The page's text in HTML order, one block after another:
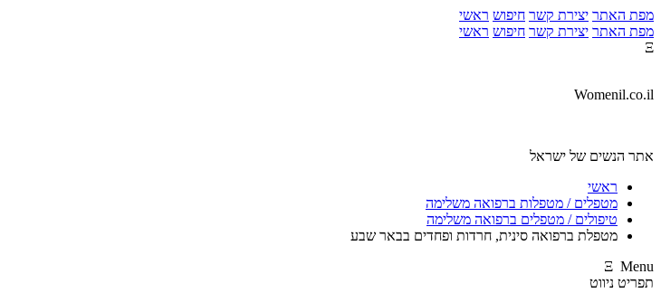
מפת האתר יצירת קשר חיפוש ראשי
מפת האתר יצירת קשר חיפוש ראשי
Ξ
Womenil.co.il
אתר הנשים של ישראל
ראשי
מטפלים / מטפלות ברפואה משלימה
טיפולים / מטפלים ברפואה משלימה
מטפלת ברפואה סינית, חרדות ופחדים בבאר שבע
Ξ Menu
תפריט ניווט